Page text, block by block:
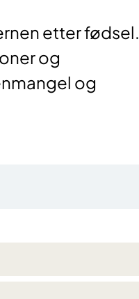
etter fødsel.
og
og